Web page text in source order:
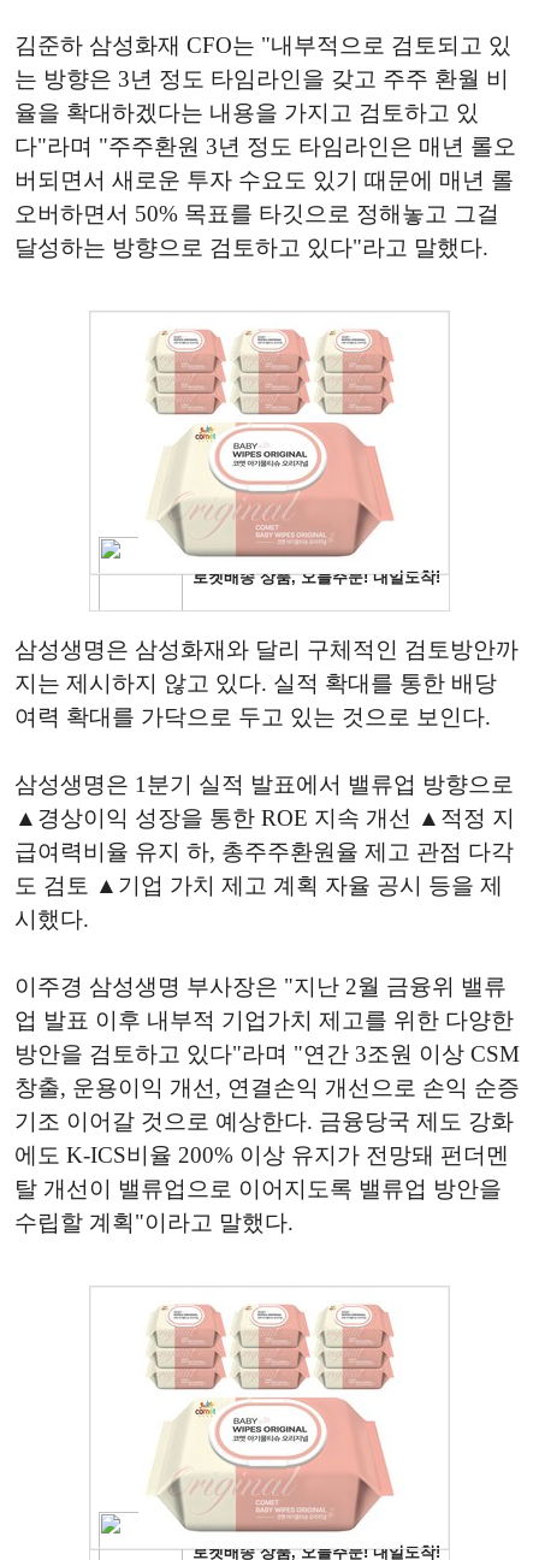
김준하 삼성화재 CFO는 "내부적으로 검토되고 있
는 방향은 3년 정도 타임라인을 갖고 주주 환월 비
율을 확대하겠다는 내용을 가지고 검토하고 있
다"라며 "주주환원 3년 정도 타임라인은 매년 롤오
버되면서 새로운 투자 수요도 있기 때문에 매년 롤
오버하면서 50% 목표를 타깃으로 정해놓고 그걸
달성하는 방향으로 검토하고 있다"라고 말했다.
삼성생명은 삼성화재와 달리 구체적인 검토방안까
지는 제시하지 않고 있다. 실적 확대를 통한 배당
여력 확대를 가닥으로 두고 있는 것으로 보인다.
삼성생명은 1분기 실적 발표에서 밸류업 방향으로
▲경상이익 성장을 통한 ROE 지속 개선 ▲적정 지
급여력비율 유지 하, 총주주환원율 제고 관점 다각
도 검토 ▲기업 가치 제고 계획 자율 공시 등을 제
시했다.
이주경 삼성생명 부사장은 "지난 2월 금융위 밸류
업 발표 이후 내부적 기업가치 제고를 위한 다양한
방안을 검토하고 있다"라며 "연간 3조원 이상 CSM
창출, 운용이익 개선, 연결손익 개선으로 손익 순증
기조 이어갈 것으로 예상한다. 금융당국 제도 강화
에도 K-ICS비율 200% 이상 유지가 전망돼 펀더멘
탈 개선이 밸류업으로 이어지도록 밸류업 방안을
수립할 계획"이라고 말했다.